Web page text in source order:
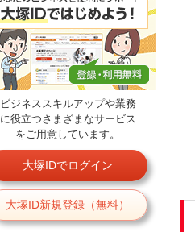
ビジネススキルアップや業務
に役立つさまざまなサービス
をご用意しています。
大塚IDでログイン
大塚ID新規登録（無料）